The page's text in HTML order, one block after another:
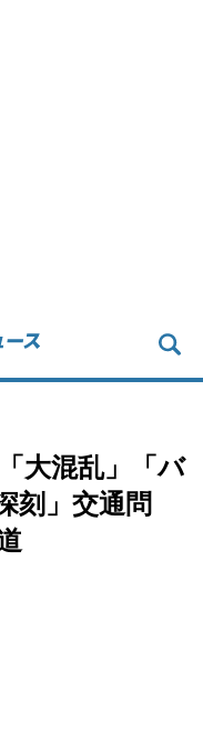
大混乱」「バ
刻」交通問